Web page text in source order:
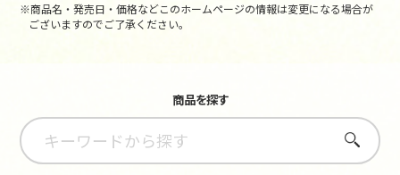
※商品名・発売日・価格などこのホームページの情報は変更になる場合が
ございますのでご了承ください。
商品を探す
さがす